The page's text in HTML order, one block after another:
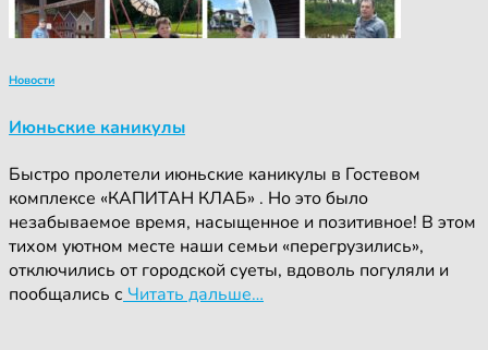
Новости
Июньские каникулы
Быстро пролетели июньские каникулы в Гостевом
комплексе «КАПИТАН КЛАБ» . Но это было
незабываемое время, насыщенное и позитивное! В этом
тихом уютном месте наши семьи «перегрузились»,
отключились от городской суеты, вдоволь погуляли и
пообщались с Читать дальше…